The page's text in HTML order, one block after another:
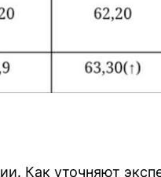
Как уточняют